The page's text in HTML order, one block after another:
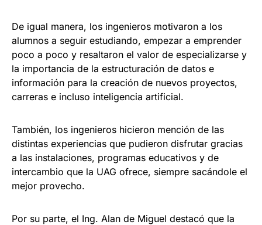
De igual manera, los ingenieros motivaron a los
alumnos a seguir estudiando, empezar a emprender
poco a poco y resaltaron el valor de especializarse y
la importancia de la estructuración de datos e
información para la creación de nuevos proyectos,
carreras e incluso inteligencia artificial.
También, los ingenieros hicieron mención de las
distintas experiencias que pudieron disfrutar gracias
a las instalaciones, programas educativos y de
intercambio que la UAG ofrece, siempre sacándole el
mejor provecho.
Por su parte, el Ing. Alan de Miguel destacó que la